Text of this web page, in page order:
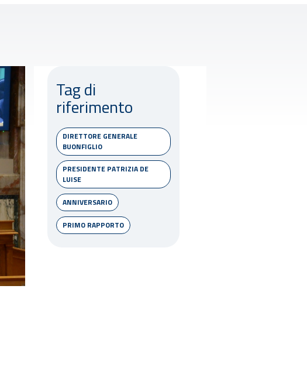
Tag di
riferimento
DIRETTORE GENERALE
BUONFIGLIO
PRESIDENTE PATRIZIA DE
LUISE
ANNIVERSARIO
PRIMO RAPPORTO